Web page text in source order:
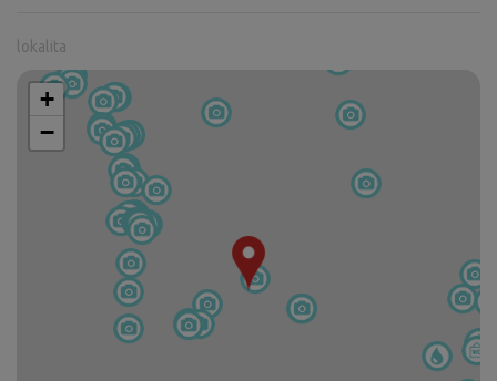
lokalita
+
−